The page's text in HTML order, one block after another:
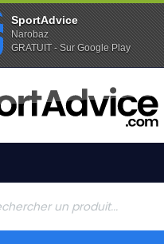
Favoris (0) Alertes (
SportAdvice
Narobaz
GRATUIT - Sur Google Play